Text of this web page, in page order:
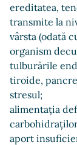
ereditatea,
transmite la
vârsta (odată
organism
tulburările
tiroide,
stresul;
alimentația
aport